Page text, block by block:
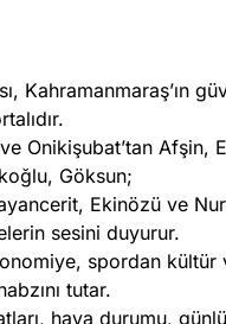
Kahramanmaraş’ın
Onikişubat’tan Afşin,
Göksun;
Ekinözü ve
sesini duyurur.
spordan kültür
tutar.
hava durumu,